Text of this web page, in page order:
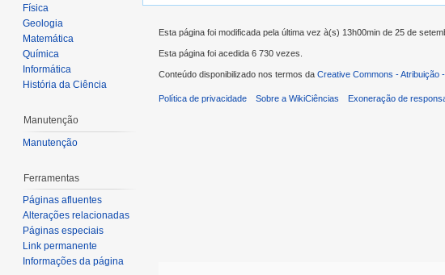
Física
Geologia
Matemática
Química
Informática
História da Ciência
Manutenção
Manutenção
Ferramentas
Páginas afluentes
Alterações relacionadas
Páginas especiais
Link permanente
Informações da página
Esta página foi modificada pela última vez à(s) 13h00min de 25 de
Esta página foi acedida 6 730 vezes.
Conteúdo disponibilizado nos termos da Creative Commons - Atribuição
Política de privacidade Sobre a WikiCiências Exoneração de